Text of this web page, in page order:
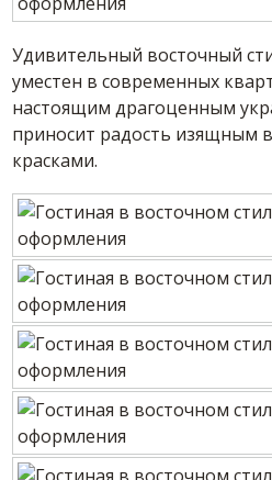
Удивительный восточный
уместен в современных
настоящим драгоценным
приносит радость изящным
красками.